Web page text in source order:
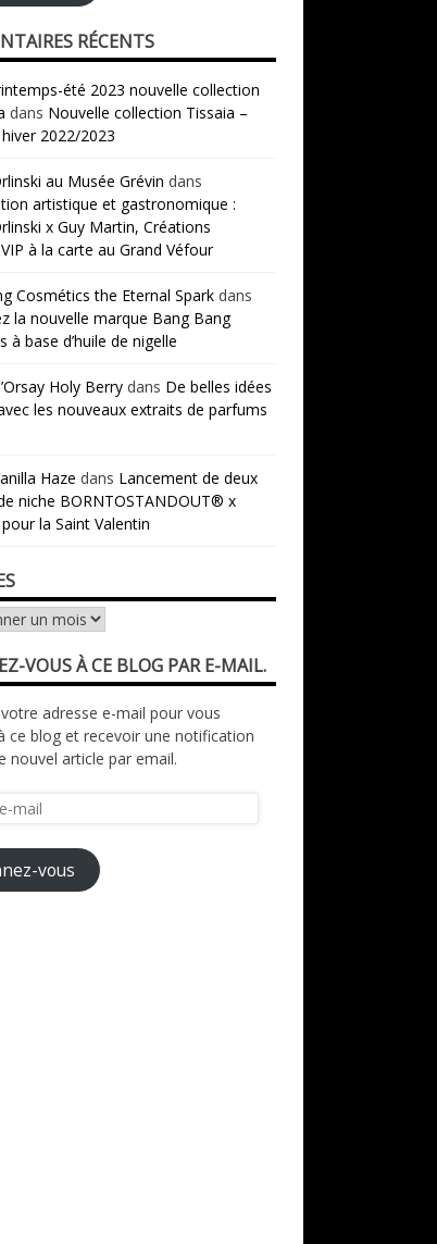
RÉCENTS
été 2023 nouvelle collection
dans Nouvelle collection Tissaia –
2022/2023
au Musée Grévin dans
artistique et gastronomique :
x Guy Martin, Créations
à la carte au Grand Véfour
Cosmétics the Eternal Spark dans
la nouvelle marque Bang Bang
à base d’huile de nigelle
Holy Berry dans De belles idées
les nouveaux extraits de parfums
Haze dans Lancement de deux
niche BORNTOSTANDOUT® x
la Saint Valentin
VOUS À CE BLOG PAR E-MAIL.
adresse e-mail pour vous
ce blog et recevoir une notification
nouvel article par email.
vous